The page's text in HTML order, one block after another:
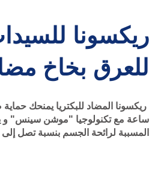
ريكسونا
للعرق بخاخ
ساعة مع تكنولوجيا "موشن سينس" و
المسببة لرائحة الجسم بنسبة تصل إلى 90 في المئة